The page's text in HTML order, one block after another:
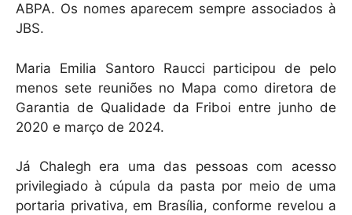
ABPA. Os nomes aparecem sempre associados à
JBS.
Maria Emilia Santoro Raucci participou de pelo
menos sete reuniões no Mapa como diretora de
Garantia de Qualidade da Friboi entre junho de
2020 e março de 2024.
Já Chalegh era uma das pessoas com acesso
privilegiado à cúpula da pasta por meio de uma
portaria privativa, em Brasília, conforme revelou a